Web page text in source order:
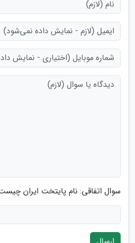
سوال اتفاقی: نام پایتخت ایران